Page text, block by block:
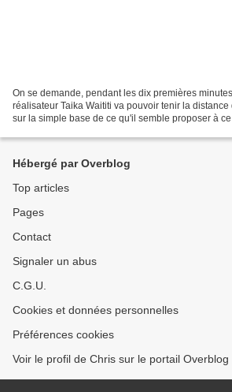
On se demande, pendant les dix premières
réalisateur Taika Waititi va pouvoir tenir la distance
sur la simple base de ce qu'il semble proposer à ce
Hébergé par Overblog
Top articles
Pages
Contact
Signaler un abus
C.G.U.
Cookies et données personnelles
Préférences cookies
Voir le profil de Chris sur le portail Overblog